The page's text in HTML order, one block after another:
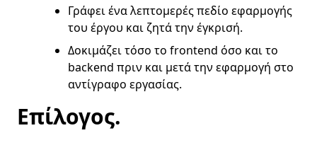
Γράφει ένα λεπτομερές πεδίο εφαρμογής
του έργου και ζητά την έγκρισή.
Δοκιμάζει τόσο το frontend όσο και το
backend πριν και μετά την εφαρμογή στο
αντίγραφο εργασίας.
Επίλογος.